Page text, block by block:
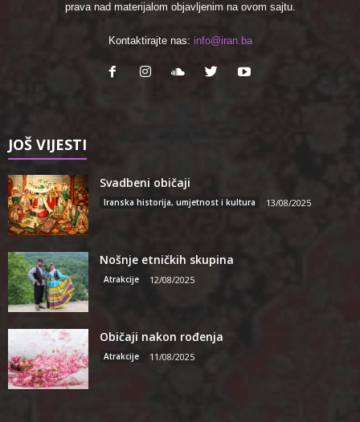
prava nad materijalom objavljenim na ovom sajtu.
Kontaktirajte nas: info@iran.ba
JOŠ VIJESTI
Svadbeni običaji
Iranska historija, umjetnost i kultura 13/08/2025
Nošnje etničkih skupina
Atrakcije 12/08/2025
Običaji nakon rođenja
Atrakcije 11/08/2025